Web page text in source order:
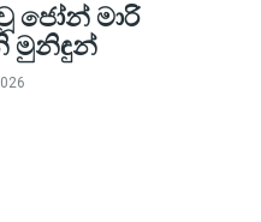
ජෝන් මාරි
මුනිඳුන්